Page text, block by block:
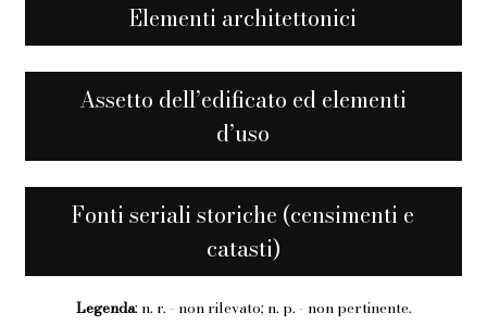
Elementi architettonici
Assetto dell’edificato ed elementi
d’uso
Fonti seriali storiche (censimenti e
catasti)
Legenda: n. r. - non rilevato; n. p. - non pertinente.